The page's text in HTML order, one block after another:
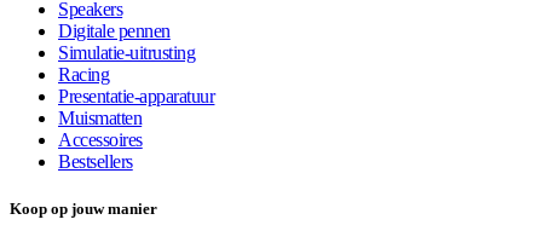
Speakers
Digitale pennen
Simulatie-uitrusting
Racing
Presentatie-apparatuur
Muismatten
Accessoires
Bestsellers
Koop op jouw manier